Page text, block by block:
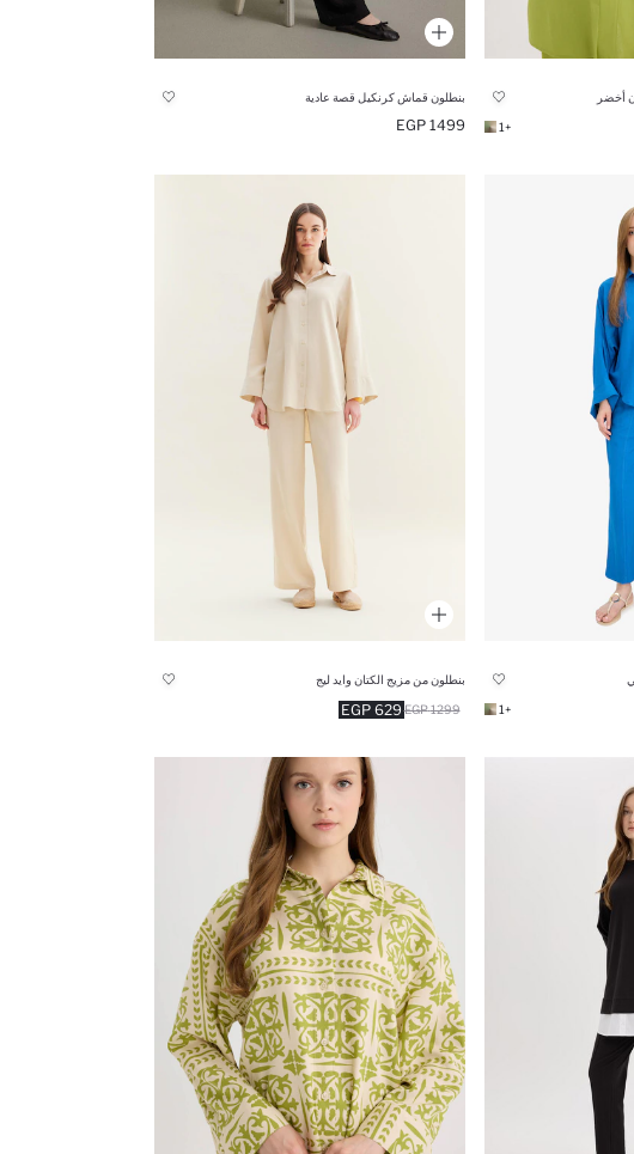
أخضر
+1
بنطلون قماش كرنكيل قصة عادية
1499 EGP
+1
بنطلون من مزيج الكتان وايد ليج
629 EGP 1299 EGP